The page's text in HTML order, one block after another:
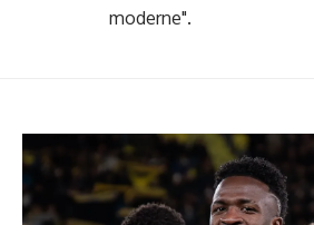
moderne".